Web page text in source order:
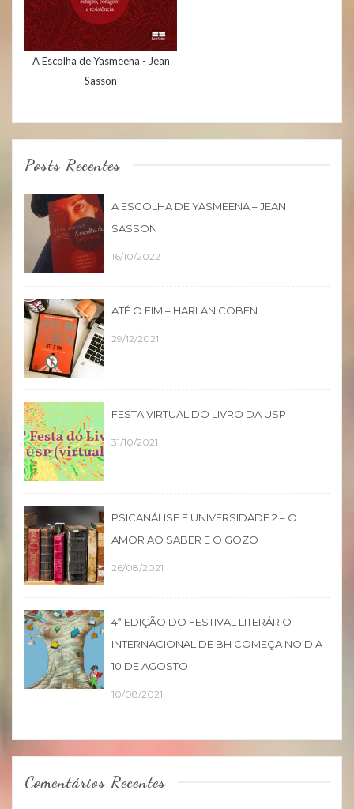
A Escolha de Yasmeena - Jean
Sasson
Posts Recentes
A ESCOLHA DE YASMEENA – JEAN
SASSON
16/10/2022
ATÉ O FIM – HARLAN COBEN
29/12/2021
FESTA VIRTUAL DO LIVRO DA USP
31/10/2021
PSICANÁLISE E UNIVERSIDADE 2 – O
AMOR AO SABER E O GOZO
26/08/2021
4ª EDIÇÃO DO FESTIVAL LITERÁRIO
INTERNACIONAL DE BH COMEÇA NO DIA
10 DE AGOSTO
10/08/2021
Comentários Recentes